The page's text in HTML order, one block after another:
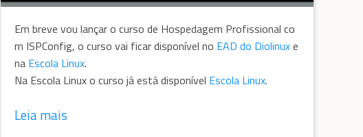
Em breve vou lançar o curso de Hospedagem Profissional co
m ISPConfig, o curso vai ficar disponível no EAD do Diolinuxe
na Escola Linux.
Na Escola Linux o curso já está disponível Escola Linux.
Leia mais